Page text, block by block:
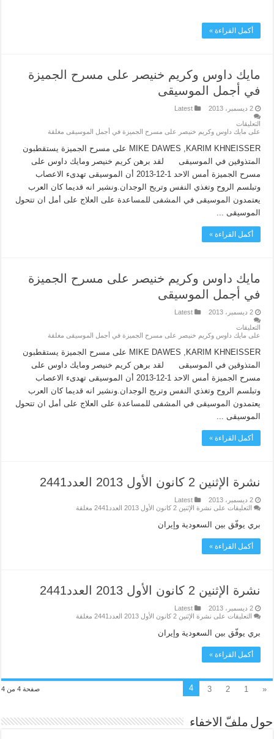
أكمل القراءة »
مايك داوس وكريم خنيصر على مسرح الجميزة
في أجمل الموسيقى
2 ديسمبر، 2013 Latest
التعليقات
على مايك داوس وكريم خنيصر على مسرح الجميزة في أجمل الموسيقى مغلقة
MIKE DAWES ,KARIM KHNEISSER على مسرح الجميزة يستقطبون
المتذوقين في الموسيقى لقد برهن كريم خنيصر ومايك داوس على
مسرح الجميزة أمس الاحد 1-12-2013 أن الموسيقى تهدىء الاعصاب
وتبلسم الروح وتغذي النفس وتريح الوجدان.ونشير انه قديما كان العرب
يعتمدون الموسيقى في المشفى للمساعدة على العلاج على أمل ان تتحول
الموسيقى ...
أكمل القراءة »
مايك داوس وكريم خنيصر على مسرح الجميزة
في أجمل الموسيقى
2 ديسمبر، 2013 Latest
التعليقات
على مايك داوس وكريم خنيصر على مسرح الجميزة في أجمل الموسيقى مغلقة
MIKE DAWES ,KARIM KHNEISSER على مسرح الجميزة يستقطبون
المتذوقين في الموسيقى لقد برهن كريم خنيصر ومايك داوس على
مسرح الجميزة أمس الاحد 1-12-2013 أن الموسيقى تهدىء الاعصاب
وتبلسم الروح وتغذي النفس وتريح الوجدان.ونشير انه قديما كان العرب
يعتمدون الموسيقى في المشفى للمساعدة على العلاج على أمل ان تتحول
الموسيقى ...
أكمل القراءة »
نشرة الإثنين 2 كانون الأول 2013 العدد2441
2 ديسمبر، 2013
Latest
التعليقات على نشرة الإثنين 2 كانون الأول 2013 العدد2441 مغلقة
بري يوفّق بين السعودية وإيران
أكمل القراءة »
نشرة الإثنين 2 كانون الأول 2013 العدد2441
2 ديسمبر، 2013
Latest
التعليقات على نشرة الإثنين 2 كانون الأول 2013 العدد2441 مغلقة
بري يوفّق بين السعودية وإيران
أكمل القراءة »
صفحة 4 من 4 «
1
2
3
4
حول ملفّ الاخفاء